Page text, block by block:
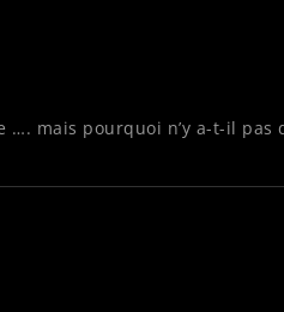
mais pourquoi n’y a-t-il pas